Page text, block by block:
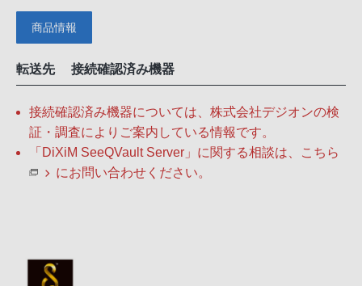
商品情報
転送先 接続確認済み機器
接続確認済み機器については、株式会社デジオンの検
証・調査によりご案内している情報です。
「DiXiM SeeQVault Server」に関する相談は、
こちら
にお問い合わせください。